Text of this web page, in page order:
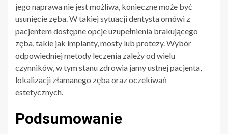
jego naprawa nie jest możliwa, konieczne może być
usunięcie zęba. W takiej sytuacji dentysta omówi z
pacjentem dostępne opcje uzupełnienia brakującego
zęba, takie jak implanty, mosty lub protezy. Wybór
odpowiedniej metody leczenia zależy od wielu
czynników, w tym stanu zdrowia jamy ustnej pacjenta,
lokalizacji złamanego zęba oraz oczekiwań
estetycznych.
Podsumowanie